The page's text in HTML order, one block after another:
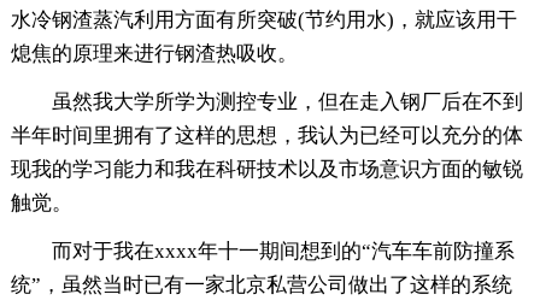
水冷钢渣蒸汽利用方面有所突破(节约用水)，就应该用干
熄焦的原理来进行钢渣热吸收。
虽然我大学所学为测控专业，但在走入钢厂后在不到
半年时间里拥有了这样的思想，我认为已经可以充分的体
现我的学习能力和我在科研技术以及市场意识方面的敏锐
触觉。
而对于我在xxxx年十一期间想到的“汽车车前防撞系
统”，虽然当时已有一家北京私营公司做出了这样的系统